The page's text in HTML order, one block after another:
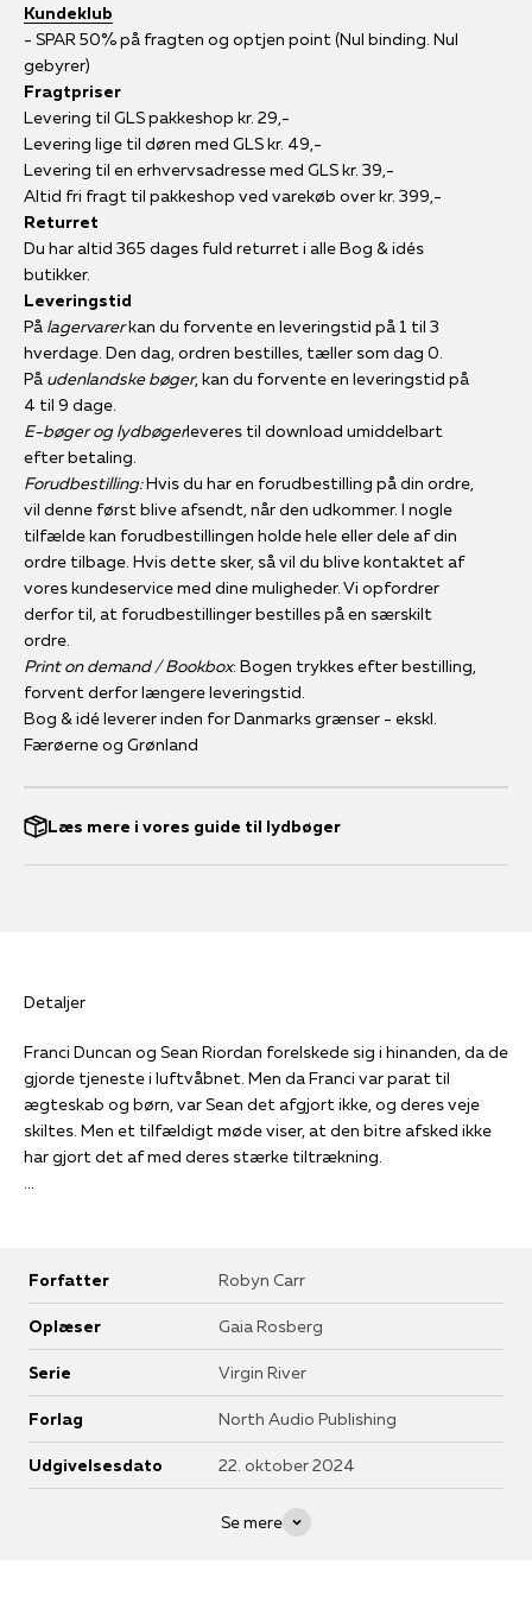
Kundeklub
- SPAR 50% på fragten og optjen point (Nul binding. Nul
gebyrer)
Fragtpriser
Levering til GLS pakkeshop kr. 29,-
Levering lige til døren med GLS kr. 49,-
Levering til en erhvervsadresse med GLS kr. 39,-
Altid fri fragt til pakkeshop ved varekøb over kr. 399,-
Returret
Du har altid 365 dages fuld returret i alle Bog & idés
butikker.
Leveringstid
På lagervarerkan du forvente en leveringstid på 1 til 3
hverdage. Den dag, ordren bestilles, tæller som dag 0.
På udenlandske bøger, kan du forvente en leveringstid på
4 til 9 dage.
E-bøger og lydbøgerleveres til download umiddelbart
efter betaling.
Forudbestilling:Hvis du har en forudbestilling på din ordre,
vil denne først blive afsendt, når den udkommer. I nogle
tilfælde kan forudbestillingen holde hele eller dele af din
ordre tilbage. Hvis dette sker, så vil du blive kontaktet af
vores kundeservice med dine muligheder. Vi opfordrer
derfor til, at forudbestillinger bestilles på en særskilt
ordre.
Print on demand / Bookbox: Bogen trykkes efter bestilling,
forvent derfor længere leveringstid.
Bog & idé leverer inden for Danmarks grænser - ekskl.
Færøerne og Grønland
Læs mere i vores guide til lydbøger
Detaljer
Franci Duncan og Sean Riordan forelskede sig i hinanden, da de
gjorde tjeneste i luftvåbnet. Men da Franci var parat til
ægteskab og børn, var Sean det afgjort ikke, og deres veje
skiltes. Men et tilfældigt møde viser, at den bitre afsked ikke
har gjort det af med deres stærke tiltrækning.
Franci forlod ham. Han vil gerne give deres forhold en ny
ikke, det eneste de har tilfælles.
Francis virkelige årsag til at rejse, da Sean ikke ønskede
forpligtelser, er nemlig just fyldt tre og et halvt: et rødhåret
englebarn ved navn Rosie, der har de samme smaragdgrønne
øjne som sin far. Sean er i chok – og rasende på Franci over at
Forfatter Robyn Carr
Oplæser Gaia Rosberg
Serie Virgin River
Forlag North Audio Publishing
Udgivelsesdato 22. oktober 2024
Se mere